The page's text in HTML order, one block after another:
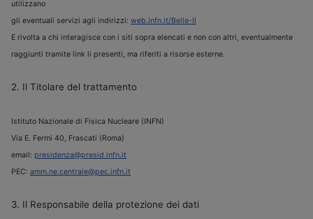
utilizzano
gli eventuali servizi agli indirizzi: web.infn.it/Belle-II
E rivolta a chi interagisce con i siti sopra elencati e non con altri, eventualmente
raggiunti tramite link li presenti, ma riferiti a risorse esterne.
2. Il Titolare del trattamento
Istituto Nazionale di Fisica Nucleare (INFN)
Via E. Fermi 40, Frascati (Roma)
email: presidenza@presid.infn.it
PEC: amm.ne.centrale@pec.infn.it
3. Il Responsabile della protezione dei dati